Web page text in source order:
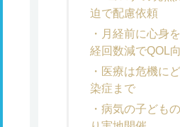
迫で配慮依頼
月経前に心身
経回数減でQOL
医療は危機に
染症まで
病気の子ども